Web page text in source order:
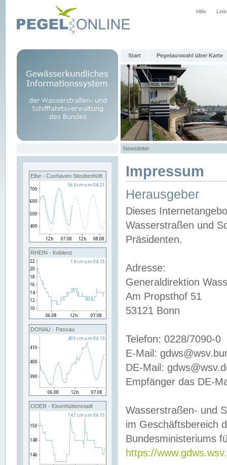
Hilfe
Start Pegelauswahl über Karte
Newsletter
Elbe - Cuxhaven Steubenhöft
RHEIN - Koblenz
DONAU - Passau
ODER - Eisenhüttenstadt
Impressum
Herausgeber
Dieses
Wasserstraßen und
Präsidenten.
Adresse:
Generaldirektion
Am Propsthof 51
53121 Bonn
Telefon: 0228/7090-0
E-Mail:
DE-Mail:
Empfänger das DE-
Wasserstraßen- und
im Geschäftsbereich
Bundesministeriums
https://